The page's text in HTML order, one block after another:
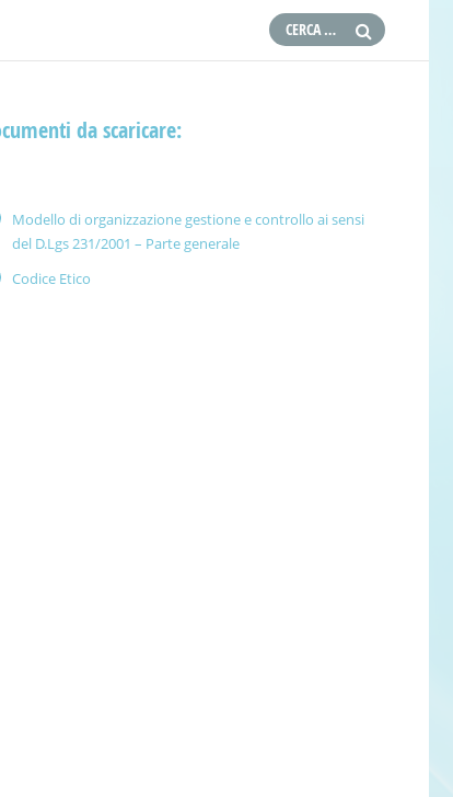
da scaricare:
Modello di organizzazione gestione e controllo ai sensi
del D.Lgs 231/2001 – Parte generale
Codice Etico